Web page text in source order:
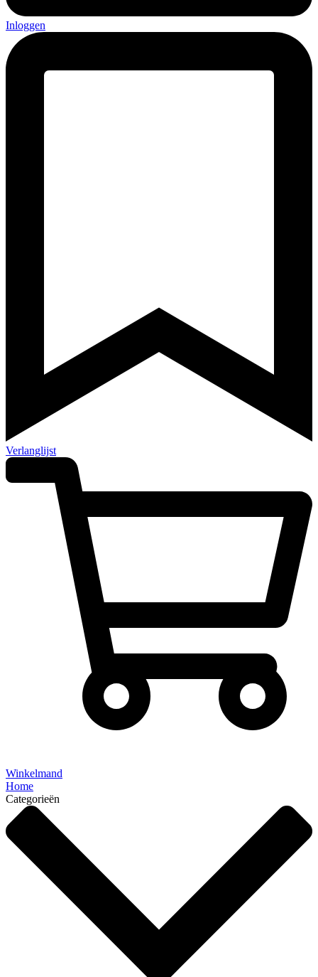
Inloggen
Verlanglijst
Winkelmand
Home
Categorieën